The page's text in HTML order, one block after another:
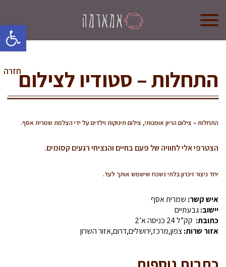
מי אנחנו?
קורס לדולות
קורס הכנה ללידה
צרו קשר
חזרההתחלות – סטודיו לצילום
התחלות – צילום הריון אומנותי, צילום תינוקות וילדים על ידי הצלמת שמרית אסף.
הצטרפי אלי לחוויה של פעם בחיים והנציחי רגעים קסומים.
יחד ניצור זיכרון בלתי נשכח שישמש אותך לעד.
איש קשר: שמרית אסף
יישוב:גבעתיים
כתובת: קק”ל 24 כניסה א’2
אזור שרות:צפון,מרכז,ירושלים,דרום,אזור השרון